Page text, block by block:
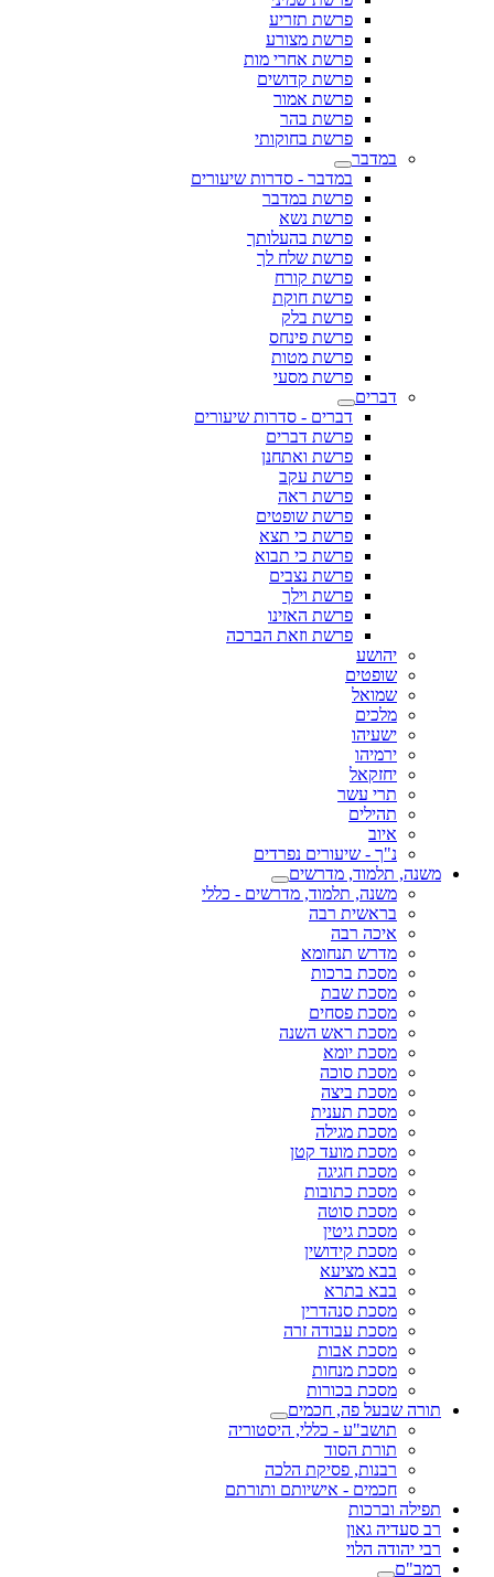
פרשת תזריע
פרשת מצורע
פרשת אחרי מות
פרשת קדושים
פרשת אמור
פרשת בהר
פרשת בחוקותי
במדבר
במדבר - סדרות שיעורים
פרשת במדבר
פרשת נשא
פרשת בהעלותך
פרשת שלח לך
פרשת קורח
פרשת חוקת
פרשת בלק
פרשת פינחס
פרשת מטות
פרשת מסעי
דברים
דברים - סדרות שיעורים
פרשת דברים
פרשת ואתחנן
פרשת עקב
פרשת ראה
פרשת שופטים
פרשת כי תצא
פרשת כי תבוא
פרשת נצבים
פרשת וילך
פרשת האזינו
פרשת וזאת הברכה
יהושע
שופטים
שמואל
מלכים
ישעיהו
ירמיהו
יחזקאל
תרי עשר
תהילים
איוב
נ"ך - שיעורים נפרדים
משנה, תלמוד, מדרשים
משנה, תלמוד, מדרשים - כללי
בראשית רבה
איכה רבה
מדרש תנחומא
מסכת ברכות
מסכת שבת
מסכת פסחים
מסכת ראש השנה
מסכת יומא
מסכת סוכה
מסכת ביצה
מסכת תענית
מסכת מגילה
מסכת מועד קטן
מסכת חגיגה
מסכת כתובות
מסכת סוטה
מסכת גיטין
מסכת קידושין
בבא מציעא
בבא בתרא
מסכת סנהדרין
מסכת עבודה זרה
מסכת אבות
מסכת מנחות
מסכת בכורות
תורה שבעל פה, חכמים
תושב"ע - כללי, היסטוריה
תורת הסוד
רבנות, פסיקת הלכה
חכמים - אישיותם ותורתם
תפילה וברכות
רב סעדיה גאון
רבי יהודה הלוי
רמב"ם